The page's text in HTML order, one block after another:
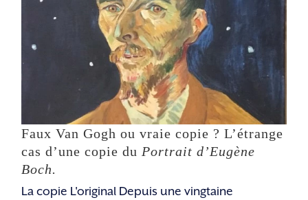
Faux Van Gogh ou vraie copie ? L’étrange cas
d’une copie duPortrait d’Eugène Boch.
Non classifié(e)
Faux Van Gogh ou vraie copie ? L’étrange
cas d’une copie du Portrait d’Eugène
Boch.
La copie L'original Depuis une vingtaine